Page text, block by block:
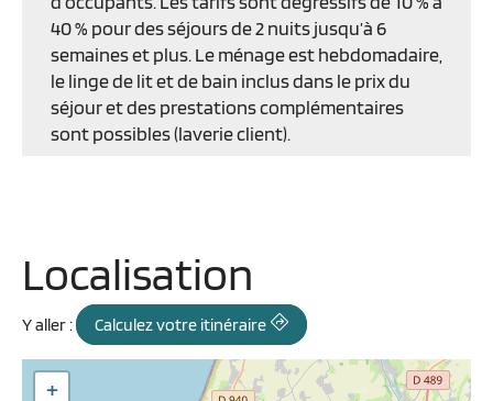
40 % pour des séjours de 2 nuits jusqu’à 6
semaines et plus. Le ménage est hebdomadaire,
le linge de lit et de bain inclus dans le prix du
séjour et des prestations complémentaires
sont possibles (laverie client).
Localisation
Y aller : Calculez votre itinéraire
+